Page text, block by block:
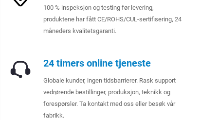
100 % inspeksjon og testing før levering,
produktene har fått CE/ROHS/CUL-sertifisering, 24
måneders kvalitetsgaranti.
24 timers online tjeneste
Globale kunder, ingen tidsbarrierer. Rask support
vedrørende bestillinger, produksjon, teknikk og
forespørsler. Ta kontakt med oss eller besøk vår
fabrikk.